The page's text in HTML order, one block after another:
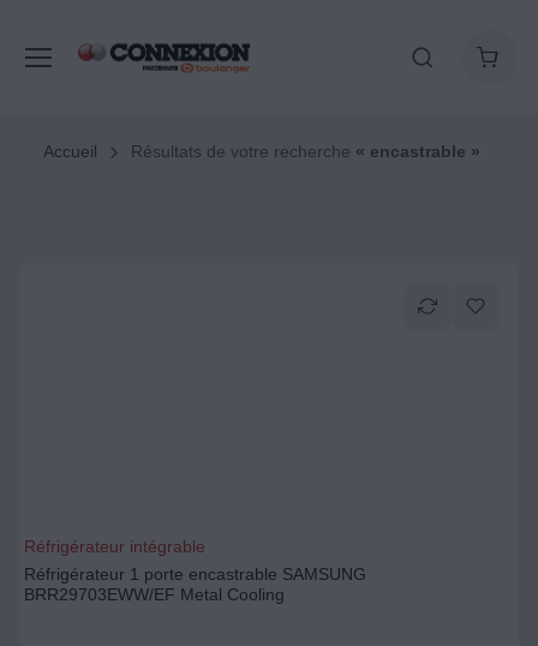
Accueil Résultats de votre recherche « encastrable »
Réfrigérateur intégrable
Réfrigérateur 1 porte encastrable SAMSUNG
BRR29703EWW/EF Metal Cooling